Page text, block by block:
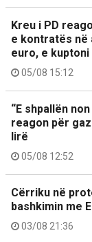
Kreu i PD
e kontratës në
euro, e
05/08 15:12
“E shpallën
reagon për
lirë
05/08 12:52
Cërriku në
bashkimin me
03/08 21:36